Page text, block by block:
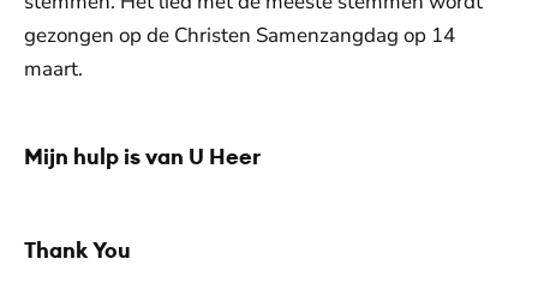
gezongen op de Christen Samenzangdag op 14
maart.
Mijn hulp is van U Heer
De weergave van deze video vereist jouw
toestemming voor social media cookies.
Thank YouDe weergave van deze video vereist jouw